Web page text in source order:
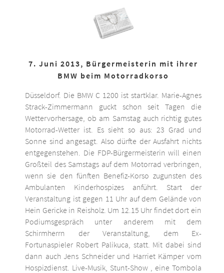
7. Juni 2013, Bürgermeisterin mit ihrer
BMW beim Motorradkorso
Düsseldorf. Die BMW C 1200 ist startklar. Marie-Agnes
Strack-Zimmermann guckt schon seit Tagen die
Wettervorhersage, ob am Samstag auch richtig gutes
Motorrad-Wetter ist. Es sieht so aus: 23 Grad und
Sonne sind angesagt. Also dürfte der Ausfahrt nichts
entgegenstehen. Die FDP-Bürgermeisterin will einen
Großteil des Samstags auf dem Motorrad verbringen,
wenn sie den fünften Benefiz-Korso zugunsten des
Ambulanten Kinderhospizes anführt. Start der
Veranstaltung ist gegen 11 Uhr auf dem Gelände von
Hein Gericke in Reisholz. Um 12.15 Uhr findet dort ein
Podiumsgespräch unter anderem mit dem
Schirmherrn der Veranstaltung, dem Ex-
Fortunaspieler Robert Palikuca, statt. Mit dabei sind
dann auch Jens Schneider und Harriet Kämper vom
Hospizdienst. Live-Musik, Stunt-Show , eine Tombola